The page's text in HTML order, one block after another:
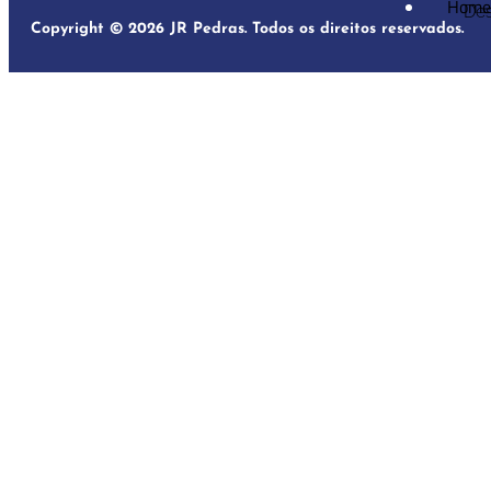
Home
Copyright © 2026 JR Pedras. Todos os direitos reservados.